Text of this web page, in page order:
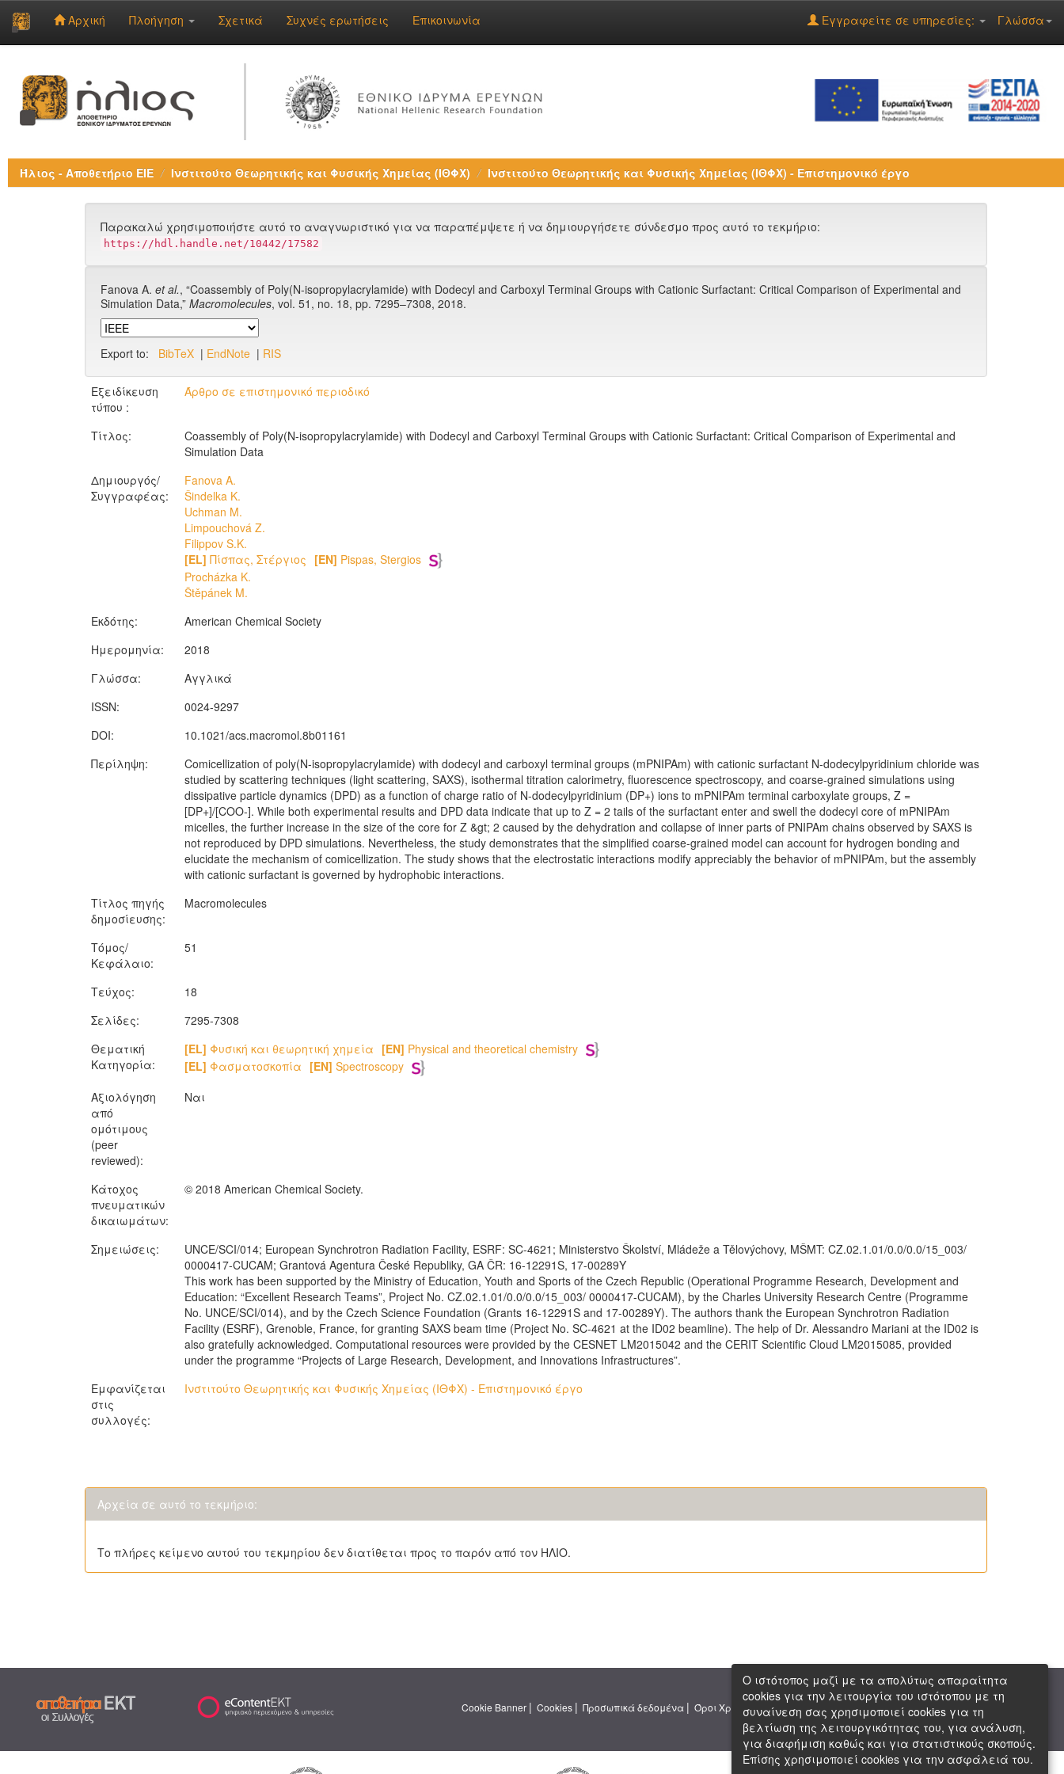
navigation
Αρχική Πλοήγηση Σχετικά Συχνές ερωτήσεις Επικοινωνία Γλώσσα
Εγγραφείτε σε υπηρεσίες:
Ήλιος - Αποθετήριο ΕΙΕ Ινστιτούτο Θεωρητικής και Φυσικής Χημείας (ΙΘΦΧ) Ινστιτούτο Θεωρητικής και Φυσικής Χημείας (ΙΘΦΧ) - Επιστημονικό έργο
Παρακαλώ χρησιμοποιήστε αυτό το αναγνωριστικό για να παραπέμψετε ή να δημιουργήσετε σύνδεσμο προς αυτό το τεκμήριο:
https://hdl.handle.net/10442/17582
Fanova A. et al., “Coassembly of Poly(N-isopropylacrylamide) with Dodecyl and Carboxyl Terminal Groups with Cationic Surfactant: Critical Comparison of Experimental and
Simulation Data,” Macromolecules, vol. 51, no. 18, pp. 7295–7308, 2018.
Export to: BibTeX | EndNote | RIS
Εξειδίκευση
τύπου :
Άρθρο σε επιστημονικό περιοδικό
Τίτλος:
Coassembly of Poly(N-isopropylacrylamide) with Dodecyl and Carboxyl Terminal Groups with Cationic Surfactant: Critical Comparison of Experimental and
Simulation Data
Δημιουργός/
Συγγραφέας:
Fanova A.
Šindelka K.
Uchman M.
Limpouchová Z.
Filippov S.K.
[EL] Πίσπας, Στέργιος [EN] Pispas, Stergios
Procházka K.
Štěpánek M.
Εκδότης:
American Chemical Society
Ημερομηνία:
2018
Γλώσσα:
Αγγλικά
ISSN:
0024-9297
DOI:
10.1021/acs.macromol.8b01161
Περίληψη:
Comicellization of poly(N-isopropylacrylamide) with dodecyl and carboxyl terminal groups (mPNIPAm) with cationic surfactant N-dodecylpyridinium chloride was
studied by scattering techniques (light scattering, SAXS), isothermal titration calorimetry, fluorescence spectroscopy, and coarse-grained simulations using
dissipative particle dynamics (DPD) as a function of charge ratio of N-dodecylpyridinium (DP+) ions to mPNIPAm terminal carboxylate groups, Z =
[DP+]/[COO-]. While both experimental results and DPD data indicate that up to Z = 2 tails of the surfactant enter and swell the dodecyl core of mPNIPAm
micelles, the further increase in the size of the core for Z &gt; 2 caused by the dehydration and collapse of inner parts of PNIPAm chains observed by SAXS is
not reproduced by DPD simulations. Nevertheless, the study demonstrates that the simplified coarse-grained model can account for hydrogen bonding and
elucidate the mechanism of comicellization. The study shows that the electrostatic interactions modify appreciably the behavior of mPNIPAm, but the assembly
with cationic surfactant is governed by hydrophobic interactions.
Τίτλος πηγής
δημοσίευσης:
Macromolecules
Τόμος/
Κεφάλαιο:
51
Τεύχος:
18
Σελίδες:
7295-7308
Θεματική
Κατηγορία:
[EL] Φυσική και θεωρητική χημεία [EN] Physical and theoretical chemistry
[EL] Φασματοσκοπία [EN] Spectroscopy
Αξιολόγηση
από
ομότιμους
(peer
reviewed):
Ναι
Κάτοχος
πνευματικών
δικαιωμάτων:
© 2018 American Chemical Society.
Σημειώσεις:
UNCE/SCI/014; European Synchrotron Radiation Facility, ESRF: SC-4621; Ministerstvo Školství, Mládeže a Tělovýchovy, MŠMT: CZ.02.1.01/0.0/0.0/15_003/
0000417-CUCAM; Grantová Agentura České Republiky, GA ČR: 16-12291S, 17-00289Y
This work has been supported by the Ministry of Education, Youth and Sports of the Czech Republic (Operational Programme Research, Development and
Education: “Excellent Research Teams”, Project No. CZ.02.1.01/0.0/0.0/15_003/ 0000417-CUCAM), by the Charles University Research Centre (Programme
No. UNCE/SCI/014), and by the Czech Science Foundation (Grants 16-12291S and 17-00289Y). The authors thank the European Synchrotron Radiation
Facility (ESRF), Grenoble, France, for granting SAXS beam time (Project No. SC-4621 at the ID02 beamline). The help of Dr. Alessandro Mariani at the ID02 is
also gratefully acknowledged. Computational resources were provided by the CESNET LM2015042 and the CERIT Scientific Cloud LM2015085, provided
under the programme “Projects of Large Research, Development, and Innovations Infrastructures”.
Εμφανίζεται
στις
συλλογές:
Ινστιτούτο Θεωρητικής και Φυσικής Χημείας (ΙΘΦΧ) - Επιστημονικό έργο
Αρχεία σε αυτό το τεκμήριο:
Το πλήρες κείμενο αυτού του τεκμηρίου δεν διατίθεται προς το παρόν από τον ΗΛΙΟ.
Cookie Banner | Cookies | Προσωπικά δεδομένα | Όροι Χρήσης| Πνευματική Ιδιοκτησία | Copyright © 2026 ΕΙΕ
Ο ιστότοπος μαζί με τα απολύτως απαραίτητα
cookies για την λειτουργία του ιστότοπου με τη
συναίνεση σας χρησιμοποιεί cookies για τη
βελτίωση της λειτουργικότητας του, για ανάλυση,
για διαφήμιση καθώς και για στατιστικούς σκοπούς.
Επίσης χρησιμοποιεί cookies για την ασφάλειά του.